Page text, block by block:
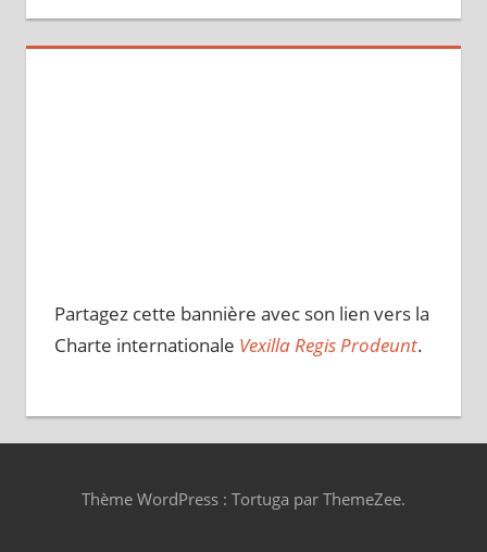
Partagez cette bannière avec son lien vers la
Charte internationale Vexilla Regis Prodeunt.
Thème WordPress : Tortuga par ThemeZee.